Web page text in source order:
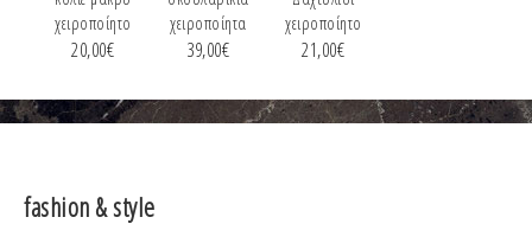
χειροποίητο
20,00€
χειροποίητα
39,00€
χειροποίητο
21,00€
fashion & style